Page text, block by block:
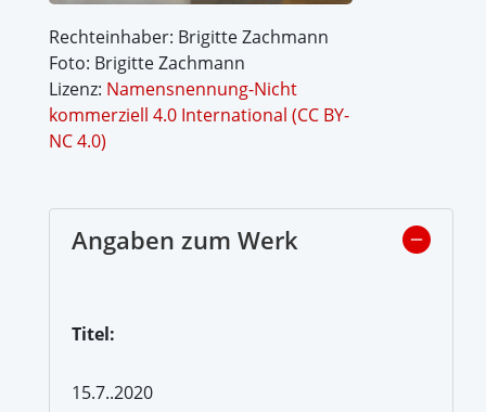
Rechteinhaber: Brigitte Zachmann
Foto: Brigitte Zachmann
Lizenz: Namensnennung-Nicht
kommerziell 4.0 International (CC BY-
NC 4.0)
Angaben zum Werk
Titel:
15.7..2020